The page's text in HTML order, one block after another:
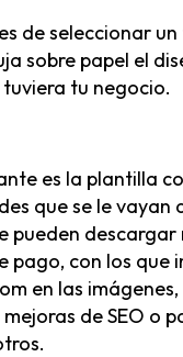
de seleccionar
sobre papel el
tu negocio.
es la plantilla
que se le vayan
pueden descargar
pago, con los que
en las
de SEO o